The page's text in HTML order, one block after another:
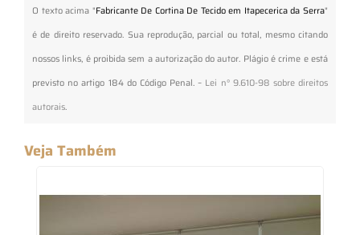
O texto acima "Fabricante De Cortina De Tecido em Itapecerica da Serra"
é de direito reservado. Sua reprodução, parcial ou total, mesmo citando
nossos links, é proibida sem a autorização do autor. Plágio é crime e está
previsto no artigo 184 do Código Penal. – Lei n° 9.610-98 sobre direitos
autorais.
Veja Também